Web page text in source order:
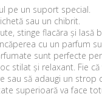
pe un suport special.
sau un chibrit.
stinge flacăra și lasă
cu un parfum
sunt perfecte
stilat și relaxant. Fie că
sau să adaugi un strop
superioară va face